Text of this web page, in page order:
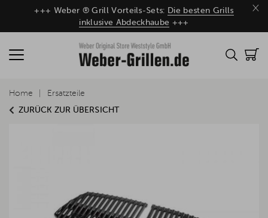
×
+++ Weber ® Grill Vorteils-Sets: Die besten Grills
inklusive Abdeckhaube +++
ZURÜCK ZUR ÜBERSICHT
Home Ersatzteile